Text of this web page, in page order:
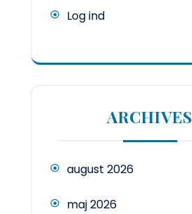
Log ind
ARCHIVES
august 2026
maj 2026